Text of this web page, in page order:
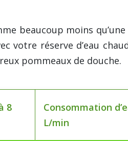
beaucoup moins
votre réserve d’eau
pommeaux de douche.
8
Consommation
L/min